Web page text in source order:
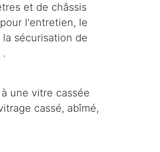
et de châssis
l'entretien, le
sécurisation de
.
une vitre cassée
cassé, abîmé,